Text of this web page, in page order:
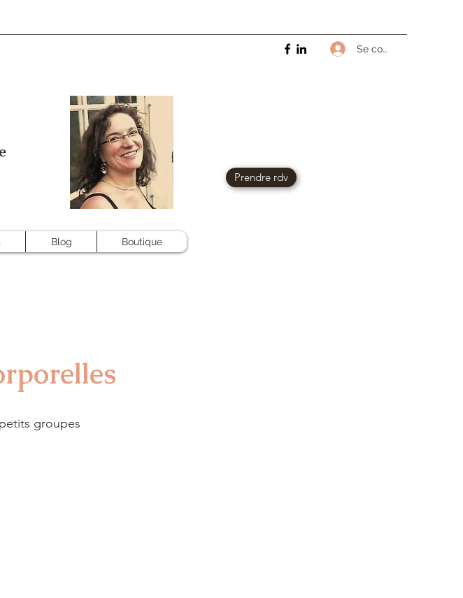
Se connecter
Prendre rdv
Blog Boutique
groupes